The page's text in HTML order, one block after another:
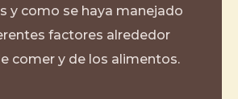
y como se haya manejado
factores alrededor
comer y de los alimentos.